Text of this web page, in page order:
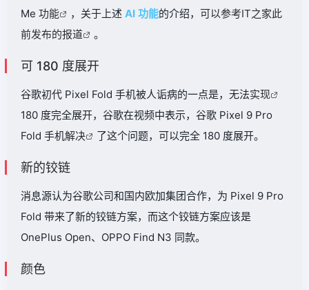
Me 功能 ，关于上述 AI 功能的介绍， 可以参考IT之家此
前发布的报道
。
可 180 度展开
谷歌初代 Pixel Fold 手机被人诟病的一点是，无法实现
180 度完全展开，谷歌在视频中表示，谷歌 Pixel 9 Pro
Fold 手机解决 了这个问题，可以完全 180 度展开。
新的铰链
消息源认为谷歌公司和国内欧加集团合作，为 Pixel 9 Pro
Fold 带来了新的铰链方案，而这个铰链方案应该是
OnePlus Open、OPPO Find N3 同款。
颜色